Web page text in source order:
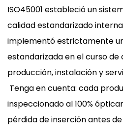
ISO45001 estableció un
calidad estandarizado
implementó estrictamente
estandarizada en el curso de
producción, instalación y
Tenga en cuenta: cada
inspeccionado al 100%
pérdida de inserción antes